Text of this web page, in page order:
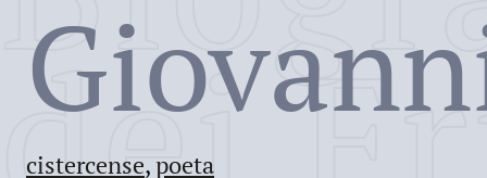
cistercense,poeta